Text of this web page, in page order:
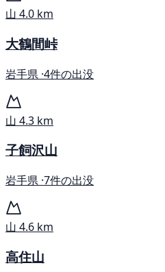
山 4.0 km
大鶴間峠
岩手県 ·4件の出没
山 4.3 km
子飼沢山
岩手県 ·7件の出没
山 4.6 km
高住山